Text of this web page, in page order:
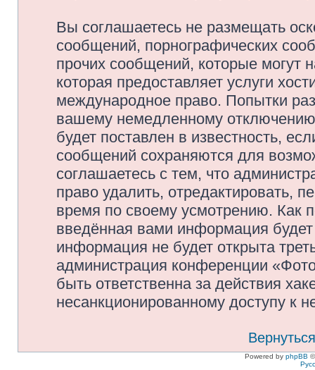
Вы соглашаетесь не размещать
сообщений, порнографических
прочих сообщений, которые могут
которая предоставляет услуги
международное право. Попытки
вашему немедленному
будет поставлен в известность,
сообщений сохраняются для
соглашаетесь с тем, что
право удалить, отредактировать,
время по своему усмотрению. Как
введённая вами информация
информация не будет открыта
администрация конференции
быть ответственна за действия
несанкционированному доступу к
Powered by phpBB